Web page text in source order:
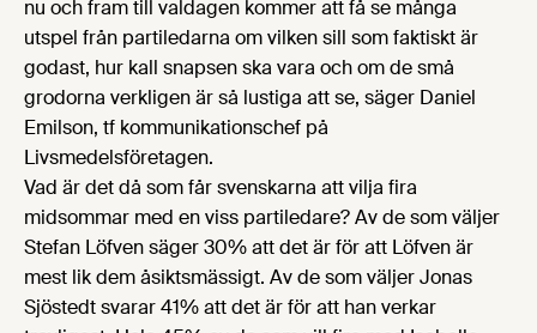
nu och fram till valdagen kommer att få se många
utspel från partiledarna om vilken sill som faktiskt är
godast, hur kall snapsen ska vara och om de små
grodorna verkligen är så lustiga att se, säger Daniel
Emilson, tf kommunikationschef på
Livsmedelsföretagen.
Vad är det då som får svenskarna att vilja fira
midsommar med en viss partiledare? Av de som väljer
Stefan Löfven säger 30% att det är för att Löfven är
mest lik dem åsiktsmässigt. Av de som väljer Jonas
Sjöstedt svarar 41% att det är för att han verkar